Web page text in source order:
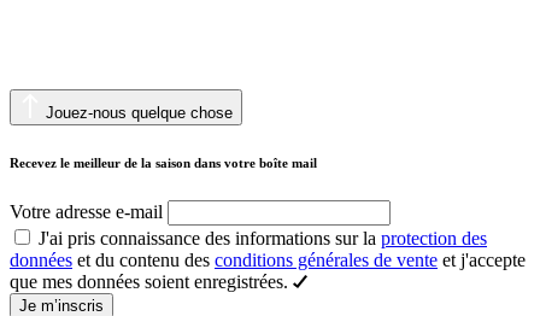
Jouez-nous quelque chose
Recevez le meilleur de la saison dans votre boîte mail
Votre adresse e-mail
J'ai pris connaissance des informations sur la protection des
données et du contenu des conditions générales de vente et j'accepte
que mes données soient enregistrées.
Je m’inscris